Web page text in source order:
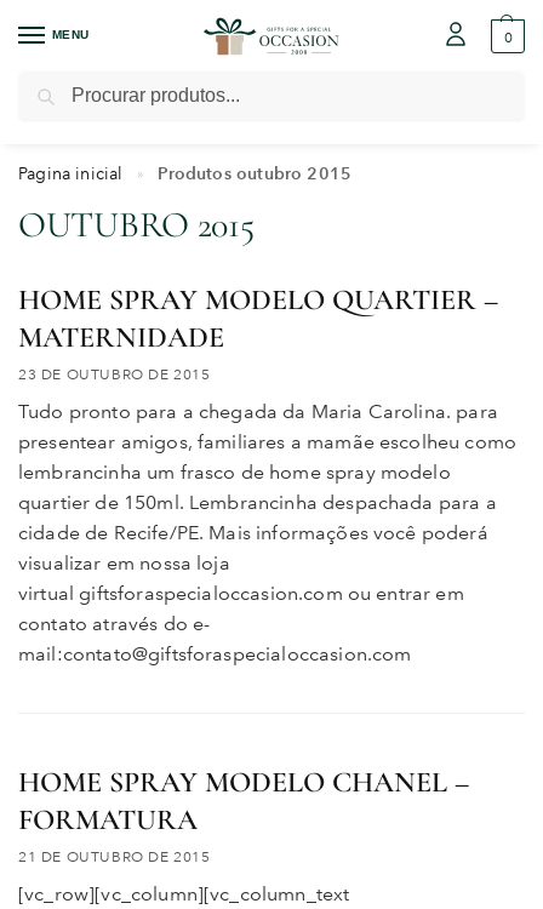
MENU 0
Pagina inicial » Produtos outubro 2015
OUTUBRO 2015
HOME SPRAY MODELO QUARTIER –
MATERNIDADE
23 DE OUTUBRO DE 2015
Tudo pronto para a chegada da Maria Carolina. para
presentear amigos, familiares a mamãe escolheu como
lembrancinha um frasco de home spray modelo
quartier de 150ml. Lembrancinha despachada para a
cidade de Recife/PE. Mais informações você poderá
visualizar em nossa loja
virtual giftsforaspecialoccasion.com ou entrar em
contato através do e-
mail:contato@giftsforaspecialoccasion.com
HOME SPRAY MODELO CHANEL –
FORMATURA
21 DE OUTUBRO DE 2015
[vc_row][vc_column][vc_column_text